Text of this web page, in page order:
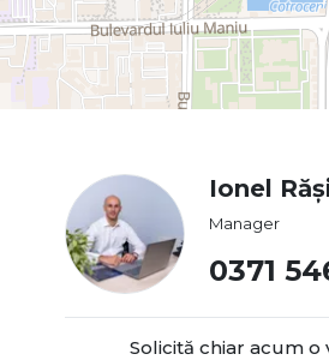
Ionel
Manager
0371
Solicită chiar acum o